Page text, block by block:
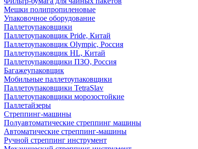
Мешки полипропиленовые
Упаковочное оборудование
Паллетоупаковщики
Паллетоупаковщик Pride, Китай
Паллетоупаковщик Olympic, Россия
Паллетоупаковщик HL, Китай
Паллетоупаковщики ПЗО, Россия
Багажеупаковщик
Мобильные паллетоупаковщики
Паллетоупаковщики TetraSlav
Паллетоупаковщики морозостойкие
Паллетайзеры
Стреппинг-машины
Полуавтоматические стреппинг машины
Автоматические стреппинг-машины
Ручной стреппинг инструмент